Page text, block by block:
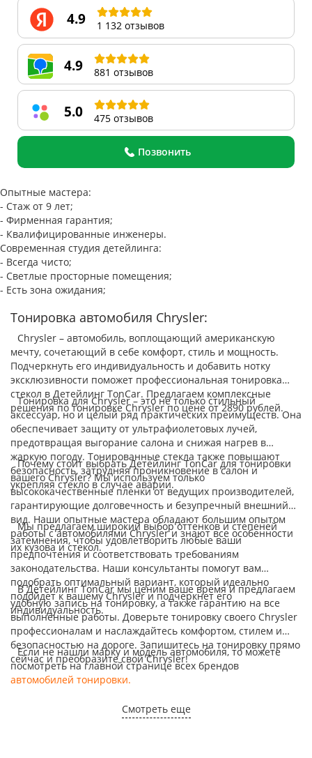
4.9 1 132 отзывов
4.9 881 отзывов
5.0 475 отзывов
Позвонить
Опытные мастера:
- Стаж от 9 лет;
- Фирменная гарантия;
- Квалифицированные инженеры.
Современная студия детейлинга:
- Всегда чисто;
- Светлые просторные помещения;
- Есть зона ожидания;
Тонировка автомобиля Chrysler:
Chrysler – автомобиль, воплощающий американскую
мечту, сочетающий в себе комфорт, стиль и мощность.
Подчеркнуть его индивидуальность и добавить нотку
эксклюзивности поможет профессиональная тонировка
стекол в Детейлинг TonCar. Предлагаем комплексные
решения по тонировке Chrysler по цене от 2890 рублей.
Тонировка для Chrysler – это не только стильный
аксессуар, но и целый ряд практических преимуществ. Она
обеспечивает защиту от ультрафиолетовых лучей,
предотвращая выгорание салона и снижая нагрев в
жаркую погоду. Тонированные стекла также повышают
безопасность, затрудняя проникновение в салон и
укрепляя стекло в случае аварии.
Почему стоит выбрать Детейлинг TonCar для тонировки
вашего Chrysler? Мы используем только
высококачественные пленки от ведущих производителей,
гарантирующие долговечность и безупречный внешний
вид. Наши опытные мастера обладают большим опытом
работы с автомобилями Chrysler и знают все особенности
их кузова и стекол.
Мы предлагаем широкий выбор оттенков и степеней
затемнения, чтобы удовлетворить любые ваши
предпочтения и соответствовать требованиям
законодательства. Наши консультанты помогут вам
подобрать оптимальный вариант, который идеально
подойдет к вашему Chrysler и подчеркнет его
индивидуальность.
В Детейлинг TonCar мы ценим ваше время и предлагаем
удобную запись на тонировку, а также гарантию на все
выполненные работы. Доверьте тонировку своего Chrysler
профессионалам и наслаждайтесь комфортом, стилем и
безопасностью на дороге. Запишитесь на тонировку прямо
сейчас и преобразите свой Chrysler!
Если не нашли марку и модель автомобиля, то можете
посмотреть на главной странице всех брендов
автомобилей тонировки.
Смотреть еще